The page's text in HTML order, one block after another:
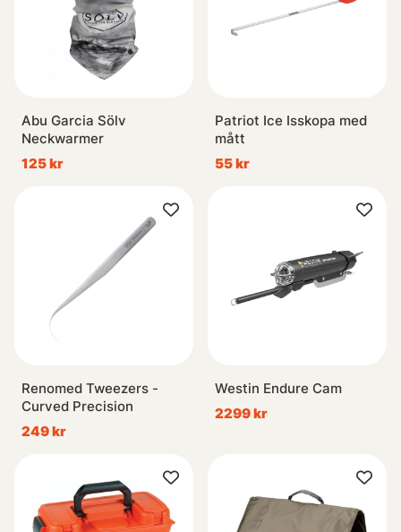
Abu Garcia Sölv
Neckwarmer
125 kr
Patriot Ice Isskopa med
mått
55 kr
Renomed Tweezers -
Curved Precision
249 kr
Westin Endure Cam
2299 kr